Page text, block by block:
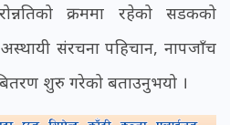
क्रममा रहेको सडकको
अस्थायी संरचना पहिचान, नापजाँच
शुरु गरेको बताउनुभयो ।